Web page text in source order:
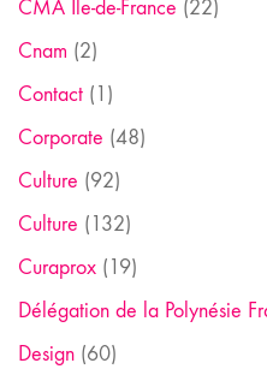
CMA Ile-de-France (22)
Cnam (2)
Contact (1)
Corporate (48)
Culture (92)
Culture (132)
Curaprox (19)
Délégation de la Polynésie
Design (60)